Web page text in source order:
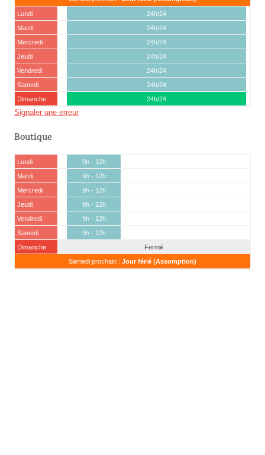
Lundi
24h/24
Mardi
24h/24
Mercredi
24h/24
Jeudi
24h/24
Vendredi
24h/24
Samedi
24h/24
Dimanche
24h/24
Signaler une erreur
Boutique
Lundi
9h - 12h
Mardi
9h - 12h
Mercredi
9h - 12h
Jeudi
9h - 12h
Vendredi
9h - 12h
Samedi
9h - 12h
Dimanche
Fermé
Samedi prochain : Jour férié (Assomption)